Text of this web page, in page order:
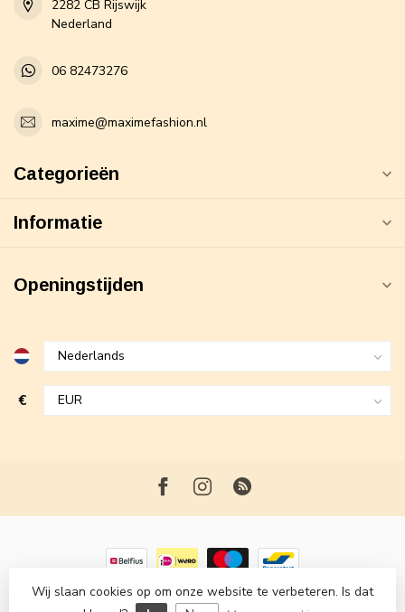
2282 CB Rijswijk
Nederland
06 82473276
maxime@maximefashion.nl
Categorieën
Informatie
Openingstijden
€
© Copyright 2026 Maxime Fashion- Powered byLightspeed-
Wij slaan cookies op om onze website te verbeteren. Is dat